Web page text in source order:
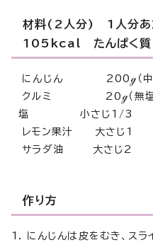
材料(2人分) 1人分あ
105kcal たんぱく質
にんじん 200ℊ（中
クルミ 20ℊ（無塩・ロ
塩 小さじ1/3
レモン果汁 大さじ1
サラダ油 大さじ2
作り方
1. にんじんは皮をむき、スラ